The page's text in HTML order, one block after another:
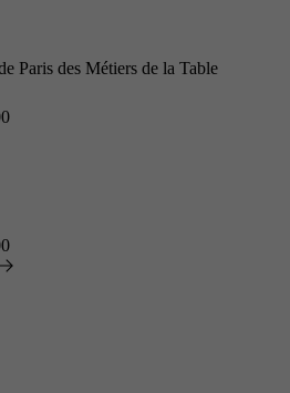
Paris des Métiers de la Table